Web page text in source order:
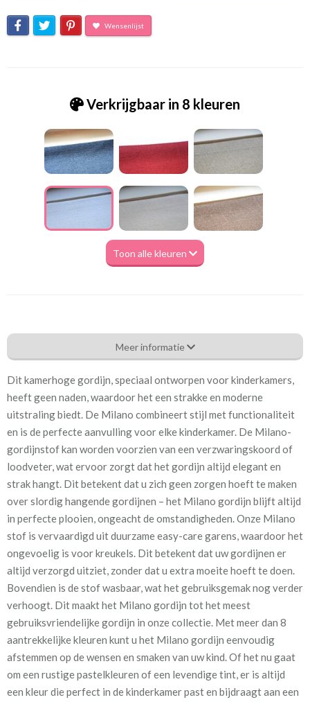
Wensenlijst
Verkrijgbaar in 8 kleuren
Toon alle kleuren
Ge_7650-0002 Wit
Eigenschappen gordijnstof
Artikelnummer Ge_7650-0002 Wit
Kamerhoog 300 cm
Meestal eerder, maar houd
rekening met
circa 1-2 weken
Materiaal: 100% polyester
Tijdens het bestelproces kunt u eenvoudig de optie “Voering”
aanvinken. Een voering zorgt ervoor dat de kou in de winter
buiten blijft en in de zomer de warmte buiten houdt, wat bijdraagt
aan een goede nachtrust voor uw kind. Daarnaast heeft de
voering geluidsisolerende eigenschappen, ideaal voor een
rustige speel- en slaapomgeving. Het voorkomt ook verkleuring
Meer informatie
Dit kamerhoge gordijn, speciaal ontworpen voor kinderkamers,
heeft geen naden, waardoor het een strakke en moderne
uitstraling biedt. De Milano combineert stijl met functionaliteit
en is de perfecte aanvulling voor elke kinderkamer. De Milano-
gordijnstof kan worden voorzien van een verzwaringskoord of
loodveter, wat ervoor zorgt dat het gordijn altijd elegant en
strak hangt. Dit betekent dat u zich geen zorgen hoeft te maken
over slordig hangende gordijnen – het Milano gordijn blijft altijd
in perfecte plooien, ongeacht de omstandigheden. Onze Milano
stof is vervaardigd uit duurzame easy-care garens, waardoor het
ongevoelig is voor kreukels. Dit betekent dat uw gordijnen er
altijd verzorgd uitziet, zonder dat u extra moeite hoeft te doen.
Bovendien is de stof wasbaar, wat het gebruiksgemak nog verder
verhoogt. Dit maakt het Milano gordijn tot het meest
gebruiksvriendelijke gordijn in onze collectie. Met meer dan 8
aantrekkelijke kleuren kunt u het Milano gordijn eenvoudig
afstemmen op de wensen en smaken van uw kind. Of het nu gaat
om een rustige pastelkleuren of een levendige tint, er is altijd
een kleur die perfect in de kinderkamer past en bijdraagt aan een